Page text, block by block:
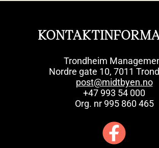
Trondheim
Nordre gate 10, 7011
post@midtbyen.no
+47 993 54 000
Org. nr 995 860 465